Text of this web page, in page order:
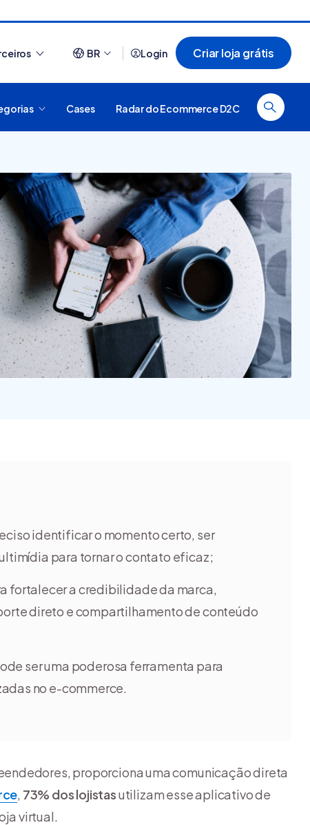
como
e quais
tipos?
44 sites que usam Nuvemshop para te
inspirar a ter o seu negó...
BR Login Criar loja grátis
Cases Radar do Ecommerce D2C
identificar o momento certo, ser
para tornar o contato eficaz;
fortalecer a credibilidade da marca,
direto e compartilhamento de conteúdo
ser uma poderosa ferramenta para
no e-commerce.
proporciona uma comunicação direta
, 73% dos lojistasutilizam esse aplicativo de
virtual.